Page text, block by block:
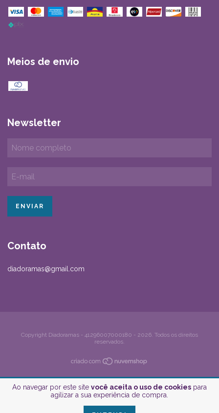
Ao navegar por este site você aceita o uso de cookies para
agilizar a sua experiência de compra.
Meios de envio
Newsletter
Contato
diadoramas@gmail.com
Copyright Diadoramas - 41296007000180 - 2026. Todos os direitos
reservados.